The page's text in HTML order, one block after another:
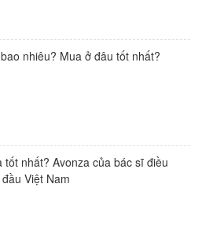
nhiêu? Mua ở đâu tốt nhất?
tốt nhất? Avonza của bác sĩ điều
Việt Nam